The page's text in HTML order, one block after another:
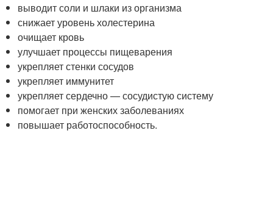
выводит соли и шлаки из организма
снижает уровень холестерина
очищает кровь
улучшает процессы пищеварения
укрепляет стенки сосудов
укрепляет иммунитет
укрепляет сердечно — сосудистую систему
помогает при женских заболеваниях
повышает работоспособность.